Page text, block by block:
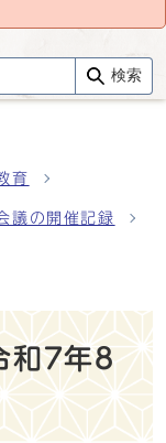
検索
育
議の開催記録
和7年8